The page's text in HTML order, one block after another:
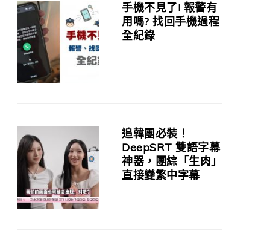
手機不見了! 報警有
用嗎? 找回手機過程
全紀錄
追韓團必裝！
DeepSRT 雙語字幕
神器，團綜「生肉」
直接變繁中字幕